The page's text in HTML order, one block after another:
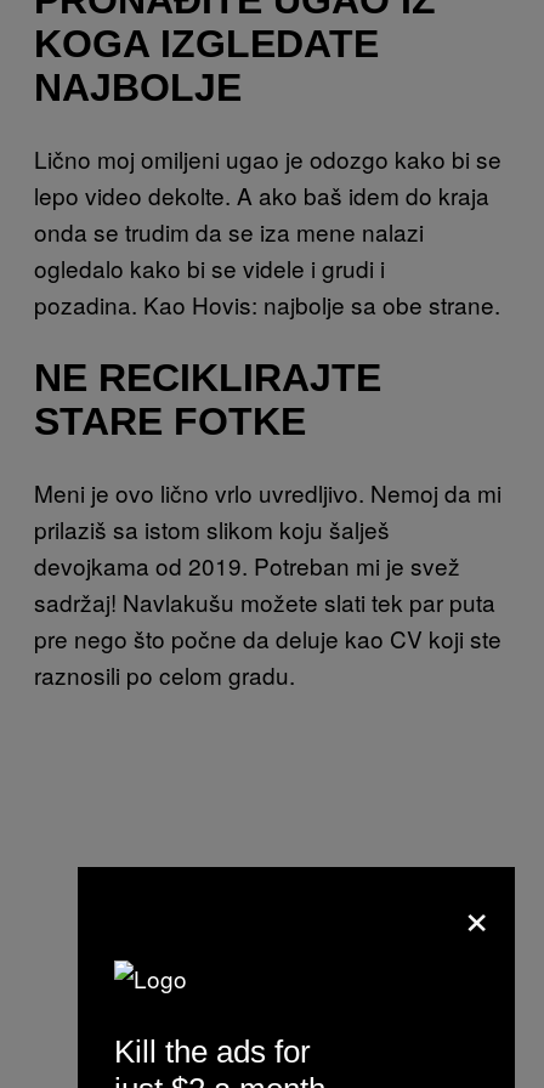
KOGA IZGLEDATE
NAJBOLJE
Lično moj omiljeni ugao je odozgo kako bi se
lepo video dekolte. A ako baš idem do kraja
onda se trudim da se iza mene nalazi
ogledalo kako bi se videle i grudi i
pozadina. Kao Hovis: najbolje sa obe strane.
NE RECIKLIRAJTE
STARE FOTKE
Meni je ovo lično vrlo uvredljivo. Nemoj da mi
prilaziš sa istom slikom koju šalješ
devojkama od 2019. Potreban mi je svež
sadržaj! Navlakušu možete slati tek par puta
pre nego što počne da deluje kao CV koji ste
raznosili po celom gradu.
×
Kill the ads for